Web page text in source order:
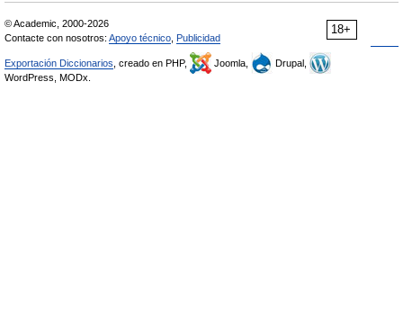
18+
© Academic, 2000-2026
Contacte con nosotros: Apoyo técnico Publicidad
Exportación Diccionarios , creado en PHP, Joomla,
Drupal,
WordPress, MODx.